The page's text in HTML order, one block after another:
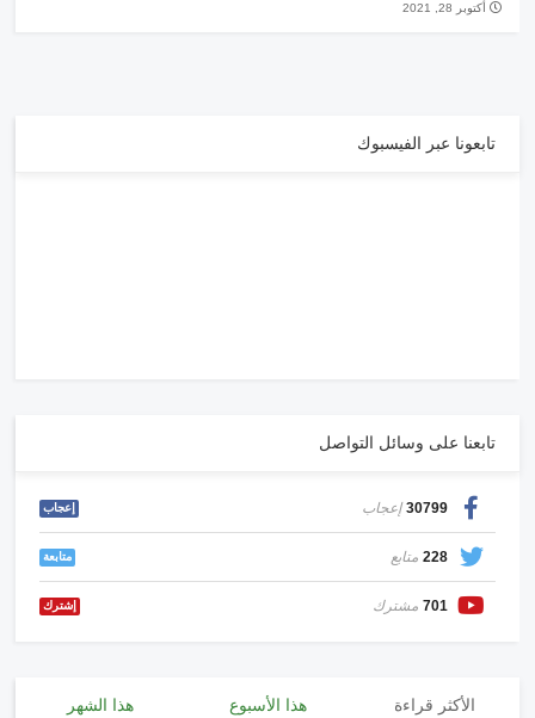
أكتوبر 28, 2021
تابعونا عبر الفيسبوك
تابعنا على وسائل التواصل
30799 إعجاب إعجاب
228 متابع متابعة
701 مشترك إشترك
الأكثر قراءة هذا الأسبوع هذا الشهر